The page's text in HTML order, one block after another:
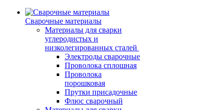
Сварочные материалы
Материалы для сварки
углеродистых и
низколегированных сталей
Электроды сварочные
Проволока сплошная
Проволока
порошковая
Прутки присадочные
Флюс сварочный